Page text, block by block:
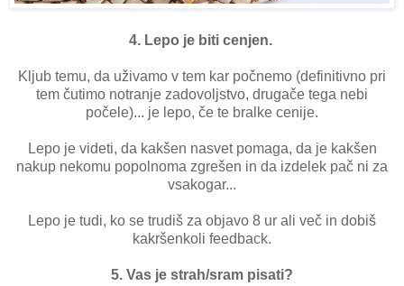
4. Lepo je biti cenjen.
Kljub temu, da uživamo v tem kar počnemo (definitivno pri
tem čutimo notranje zadovoljstvo, drugače tega nebi
počele)... je lepo, če te bralke cenije.
Lepo je videti, da kakšen nasvet pomaga, da je kakšen
nakup nekomu popolnoma zgrešen in da izdelek pač ni za
vsakogar...
Lepo je tudi, ko se trudiš za objavo 8 ur ali več in dobiš
kakršenkoli feedback.
5. Vas je strah/sram pisati?